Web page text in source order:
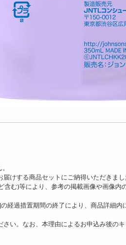
けする商品セットにご納得いただきまし
む)等により、参考の掲載画像や画像
経過措置期間の終了により、商品詳細
い。なお、本理由によるお申込み後の